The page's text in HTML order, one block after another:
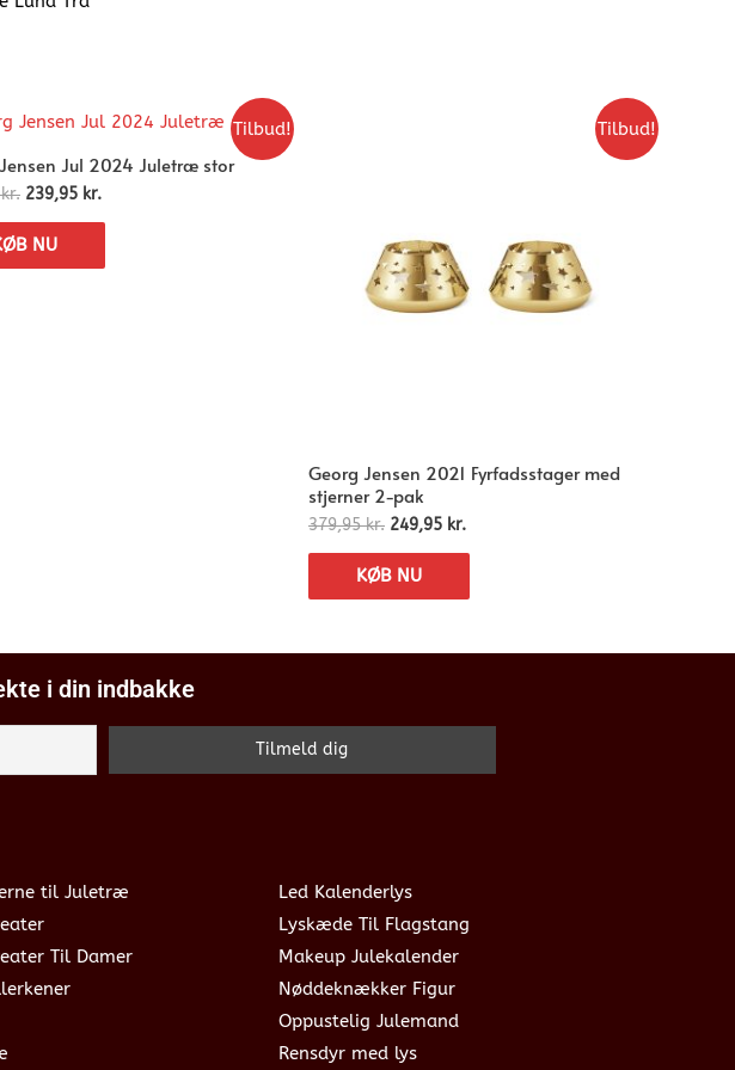
Tilbud!
Jul 2024 Juletræ stor
kr. 239,95 kr.
NU
Tilbud!
Georg Jensen 2021 Fyrfadsstager med
stjerner 2-pak
379,95kr. 249,95 kr.
KØB NU
i din indbakke
til Juletræ
Til Damer
Led Kalenderlys
Lyskæde Til Flagstang
Makeup Julekalender
Nøddeknækker Figur
Oppustelig Julemand
Rensdyr med lys